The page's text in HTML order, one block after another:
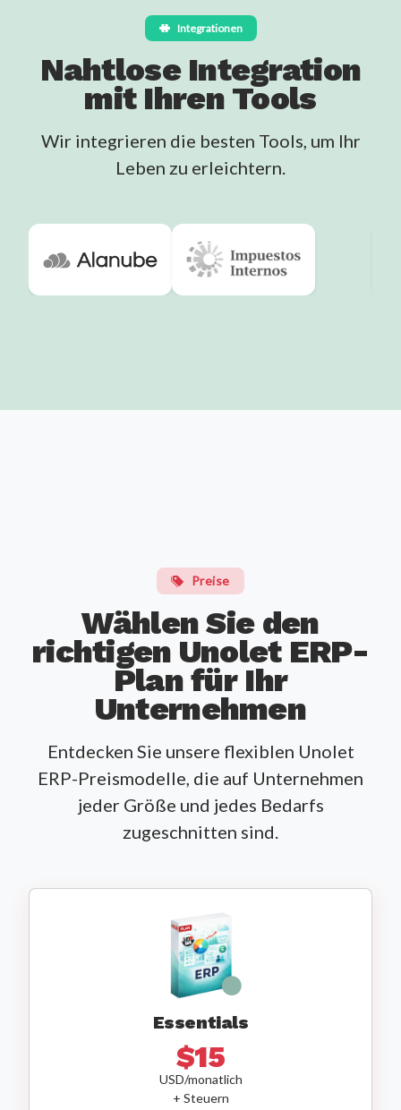
Integrationen
Nahtlose Integration
mit Ihren Tools
Wir integrieren die besten Tools, um Ihr
Leben zu erleichtern.
Preise
Wählen Sie den
richtigen Unolet ERP-
Plan für Ihr
Unternehmen
Entdecken Sie unsere flexiblen Unolet
ERP-Preismodelle, die auf Unternehmen
jeder Größe und jedes Bedarfs
zugeschnitten sind.
Essentials
$15
USD/monatlich
+ Steuern